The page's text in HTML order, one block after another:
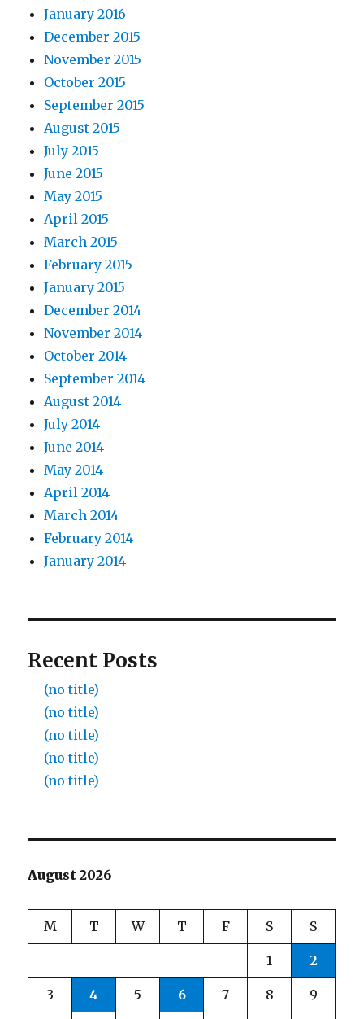
January 2016
December 2015
November 2015
October 2015
September 2015
August 2015
July 2015
June 2015
May 2015
April 2015
March 2015
February 2015
January 2015
December 2014
November 2014
October 2014
September 2014
August 2014
July 2014
June 2014
May 2014
April 2014
March 2014
February 2014
January 2014
Recent Posts
(no title)
(no title)
(no title)
(no title)
(no title)
August 2026
M T W T F S S
1 2
3 4 5 6 7 8 9